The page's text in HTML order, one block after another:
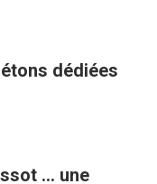
dédiées
... une